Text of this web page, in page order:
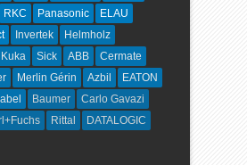
RKC Panasonic
ELAU
Invertek
Helmholz
Kuka Sick ABB
Cermate
Merlin Gérin Azbil
EATON
Baumer
Carlo Gavazi
Rittal
DATALOGIC